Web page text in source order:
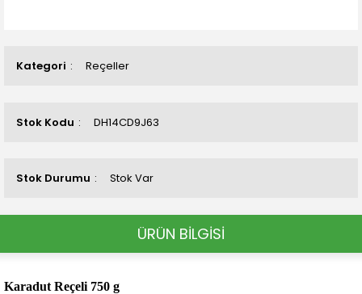
Kategori Reçeller
Stok Kodu DH14CD9J63
Stok Durumu Stok Var
ÜRÜN BİLGİSİ
Karadut Reçeli 750 g